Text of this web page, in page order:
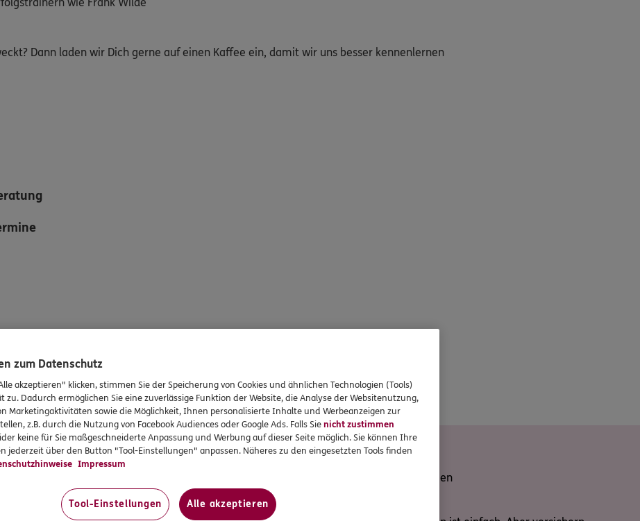
Dann laden wir Dich gerne auf einen Kaffee ein, damit wir uns besser kennenlernen
ERGO Versicherungen
zum Datenschutz
akzeptieren" klicken, stimmen Sie der Speicherung von Cookies und ähnlichen Technologien (Tools)
zu. Dadurch ermöglichen Sie eine zuverlässige Funktion der Website, die Analyse der Websitenutzung,
Marketingaktivitäten sowie die Möglichkeit, Ihnen personalisierte Inhalte und Werbeanzeigen zur
z.B. durch die Nutzung von Facebook Audiences oder Google Ads. Falls Sienicht zustimmen
keine für Sie maßgeschneiderte Anpassung und Werbung auf dieser Seite möglich. Sie können Ihre
jederzeit über den Button "Tool-Einstellungen" anpassen. Näheres zu den eingesetzten Tools finden
Impressum
Tool-Einstellungen Alle akzeptieren